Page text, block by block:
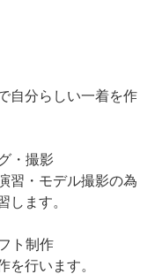
自分らしい一着を作
・撮影
習・モデル撮影の為
します。
ト制作
を行います。